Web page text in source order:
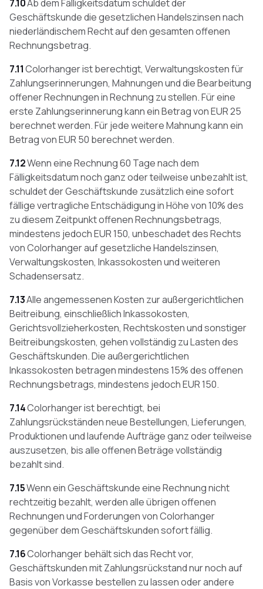
7.10Ab dem Fälligkeitsdatum schuldet der
Geschäftskunde die gesetzlichen Handelszinsen nach
niederländischem Recht auf den gesamten offenen
Rechnungsbetrag.
7.11Colorhanger ist berechtigt, Verwaltungskosten für
Zahlungserinnerungen, Mahnungen und die Bearbeitung
offener Rechnungen in Rechnung zu stellen. Für eine
erste Zahlungserinnerung kann ein Betrag von EUR 25
berechnet werden. Für jede weitere Mahnung kann ein
Betrag von EUR 50 berechnet werden.
7.12Wenn eine Rechnung 60 Tage nach dem
Fälligkeitsdatum noch ganz oder teilweise unbezahlt ist,
schuldet der Geschäftskunde zusätzlich eine sofort
fällige vertragliche Entschädigung in Höhe von 10% des
zu diesem Zeitpunkt offenen Rechnungsbetrags,
mindestens jedoch EUR 150, unbeschadet des Rechts
von Colorhanger auf gesetzliche Handelszinsen,
Verwaltungskosten, Inkassokosten und weiteren
Schadensersatz.
7.13Alle angemessenen Kosten zur außergerichtlichen
Beitreibung, einschließlich Inkassokosten,
Gerichtsvollzieherkosten, Rechtskosten und sonstiger
Beitreibungskosten, gehen vollständig zu Lasten des
Geschäftskunden. Die außergerichtlichen
Inkassokosten betragen mindestens 15% des offenen
Rechnungsbetrags, mindestens jedoch EUR 150.
7.14Colorhanger ist berechtigt, bei
Zahlungsrückständen neue Bestellungen, Lieferungen,
Produktionen und laufende Aufträge ganz oder teilweise
auszusetzen, bis alle offenen Beträge vollständig
bezahlt sind.
7.15Wenn ein Geschäftskunde eine Rechnung nicht
rechtzeitig bezahlt, werden alle übrigen offenen
Rechnungen und Forderungen von Colorhanger
gegenüber dem Geschäftskunden sofort fällig.
7.16Colorhanger behält sich das Recht vor,
Geschäftskunden mit Zahlungsrückstand nur noch auf
Basis von Vorkasse bestellen zu lassen oder andere